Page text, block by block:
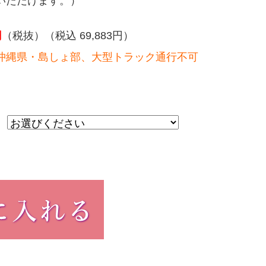
（税抜）（税込 69,883円）
縄県・島しょ部、大型トラック通行不可